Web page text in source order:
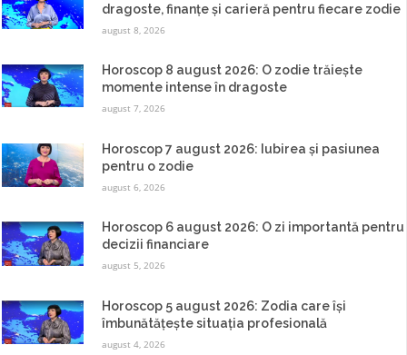
dragoste, finanțe și carieră pentru fiecare zodie
august 8, 2026
Horoscop 8 august 2026: O zodie trăiește
momente intense în dragoste
august 7, 2026
Horoscop 7 august 2026: Iubirea și pasiunea
pentru o zodie
august 6, 2026
Horoscop 6 august 2026: O zi importantă pentru
decizii financiare
august 5, 2026
Horoscop 5 august 2026: Zodia care își
îmbunătățește situația profesională
august 4, 2026